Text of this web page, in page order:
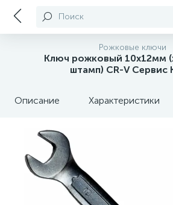
Поиск
Рожковые ключи
Ключ рожковый 10х12мм
штамп) CR-V Сервис
Описание Характеристики